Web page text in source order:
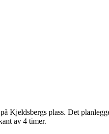
Kjeldsbergs plass. Det
av 4 timer.